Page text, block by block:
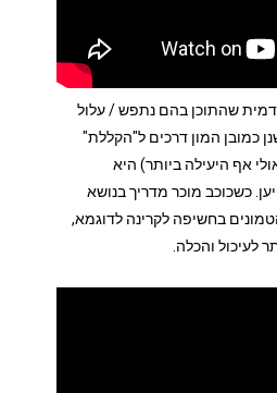
שהתוכן בהם נתפש / עלול
כמובן המון דרכים ל"הקללת"
אף היעילה ביותר) היא
כשכוכב מוכר מדריך בנושא
בחשיפה לקרינה לדוגמא,
לעיכול והכלה.